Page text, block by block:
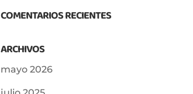
COMENTARIOS RECIENTES
ARCHIVOS
mayo 2026